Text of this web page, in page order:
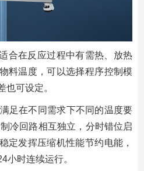
合在反应过程中有需热、放热
料温度，可以选择程序控制模
也可设定。
足在不同需求下不同的温度要
冷回路相互独立，分时错位启
定发挥压缩机性能节约电能，
小时连续运行。